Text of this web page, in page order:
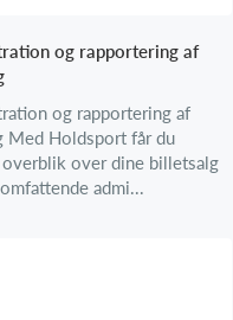
og rapportering af
og rapportering af
Med Holdsport får du
over dine billetsalg
admi...